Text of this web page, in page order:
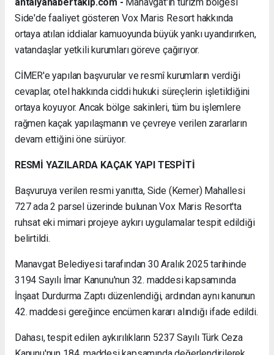
Side'de faaliyet gösteren Vox Maris Resort hakkında
ortaya atılan iddialar kamuoyunda büyük yankı uyandırırken,
vatandaşlar yetkili kurumları göreve çağırıyor.
CİMER'e yapılan başvurular ve resmî kurumların verdiği
cevaplar, otel hakkında ciddi hukuki süreçlerin işletildiğini
ortaya koyuyor. Ancak bölge sakinleri, tüm bu işlemlere
rağmen kaçak yapılaşmanın ve çevreye verilen zararların
devam ettiğini öne sürüyor.
RESMİ YAZILARDA KAÇAK YAPI TESPİTİ
Başvuruya verilen resmi yanıtta, Side (Kemer) Mahallesi
727 ada 2 parsel üzerinde bulunan Vox Maris Resort'ta
ruhsat eki mimari projeye aykırı uygulamalar tespit edildiği
belirtildi.
Manavgat Belediyesi tarafından 30 Aralık 2025 tarihinde
3194 Sayılı İmar Kanunu'nun 32. maddesi kapsamında
İnşaat Durdurma Zaptı düzenlendiği, ardından aynı kanunun
42. maddesi gereğince encümen kararı alındığı ifade edildi.
Dahası, tespit edilen aykırılıkların 5237 Sayılı Türk Ceza